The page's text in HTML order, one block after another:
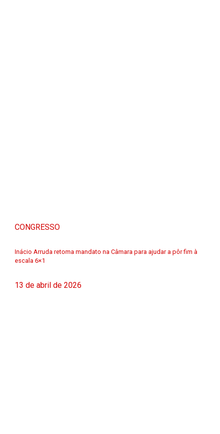
CONGRESSO
Inácio Arruda retoma mandato na Câmara para ajudar a pôr fim à
escala 6×1
13 de abril de 2026